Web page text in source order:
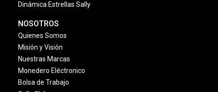
Dinámica Estrellas Sally
NOSOTROS
Quienes Somos
Misión y Visión
Nuestras Marcas
Monedero Eléctronico
Bolsa de Trabajo